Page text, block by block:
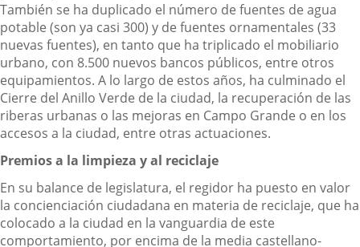
También se ha duplicado el número de fuentes de agua
potable (son ya casi 300) y de fuentes ornamentales (33
nuevas fuentes), en tanto que ha triplicado el mobiliario
urbano, con 8.500 nuevos bancos públicos, entre otros
equipamientos. A lo largo de estos años, ha culminado el
Cierre del Anillo Verde de la ciudad, la recuperación de las
riberas urbanas o las mejoras en Campo Grande o en los
accesos a la ciudad, entre otras actuaciones.
Premios a la limpieza y al reciclaje
En su balance de legislatura, el regidor ha puesto en valor
la concienciación ciudadana en materia de reciclaje, que ha
colocado a la ciudad en la vanguardia de este
comportamiento, por encima de la media castellano-